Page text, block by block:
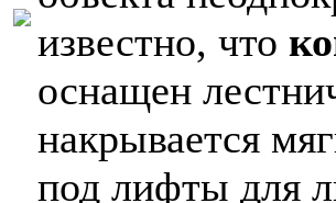
известно, что
оснащен
накрывается
под лифты для